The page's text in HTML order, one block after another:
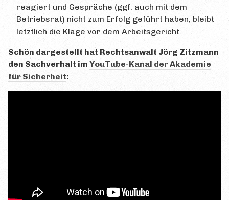
reagiert und Gespräche (ggf. auch mit dem
Betriebsrat) nicht zum Erfolg geführt haben, bleibt
letztlich die Klage vor dem Arbeitsgericht.
Schön dargestellt hat Rechtsanwalt Jörg Zitzmann
den Sachverhalt im YouTube-Kanal der Akademie
für Sicherheit: